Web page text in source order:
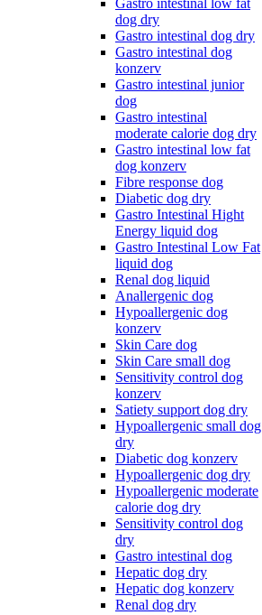
Gastro intestinal low fat
dog dry
Gastro intestinal dog dry
Gastro intestinal dog
konzerv
Gastro intestinal junior
dog
Gastro intestinal
moderate calorie dog dry
Gastro intestinal low fat
dog konzerv
Fibre response dog
Diabetic dog dry
Gastro Intestinal Hight
Energy liquid dog
Gastro Intestinal Low Fat
liquid dog
Renal dog liquid
Anallergenic dog
Hypoallergenic dog
konzerv
Skin Care dog
Skin Care small dog
Sensitivity control dog
konzerv
Satiety support dog dry
Hypoallergenic small dog
dry
Diabetic dog konzerv
Hypoallergenic dog dry
Hypoallergenic moderate
calorie dog dry
Sensitivity control dog
dry
Gastro intestinal dog
Hepatic dog dry
Hepatic dog konzerv
Renal dog dry